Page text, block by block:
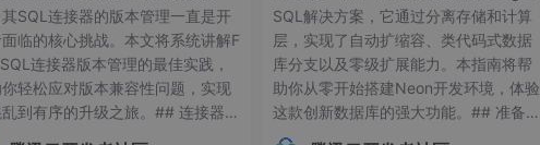
clusterconfiguration，点击搜索结果查看其详细页面。
SQL连接器的版本管理一直是开
临的核心挑战。本文将系统讲解F
连接器版本管理的最佳实践，
轻松应对版本兼容性问题，实现
乱到有序的升级之旅。## 连接器版
理的常见痛点 😫在Flink应用开发
SQL解决方案，它通过分离存储和计算
层，实现了自动扩缩容、类代码式数据
库分支以及零级扩展能力。本指南将帮
助你从零开始搭建Neon开发环境，体验
这款创新数据库的强大功能。## 准备工
作：环境要求与依赖项在开始搭建Neon